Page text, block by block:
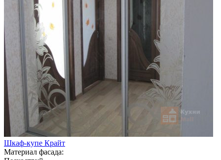
Шкаф-купе Крайт
Материал фасада: